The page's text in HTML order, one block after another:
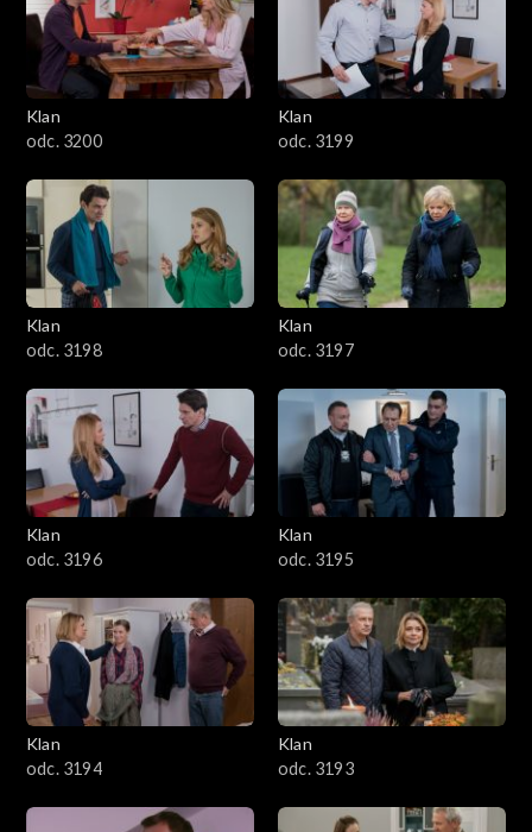
4601–4700
4501–4600
4401–4500
4301–4400
4201–4300
4101–4200
3901–4000
3801–3900
3701–3800
3601–3700
3501–3600
3401–3500
Klan
odc. 3200
Klan
odc. 3199
Klan
odc. 3198
Klan
odc. 3197
Klan
odc. 3196
Klan
odc. 3195
Klan
odc. 3194
Klan
odc. 3193